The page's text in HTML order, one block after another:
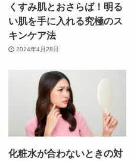
くすみ肌とおさらば！明る
い肌を手に入れる究極のス
キンケア法
2024年4月28日
化粧水が合わないときの対